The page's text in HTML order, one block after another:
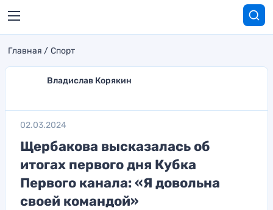
Главная Спорт
Владислав Корякин
02.03.2024
Щербакова высказалась об
итогах первого дня Кубка
Первого канала: «Я довольна
своей командой»